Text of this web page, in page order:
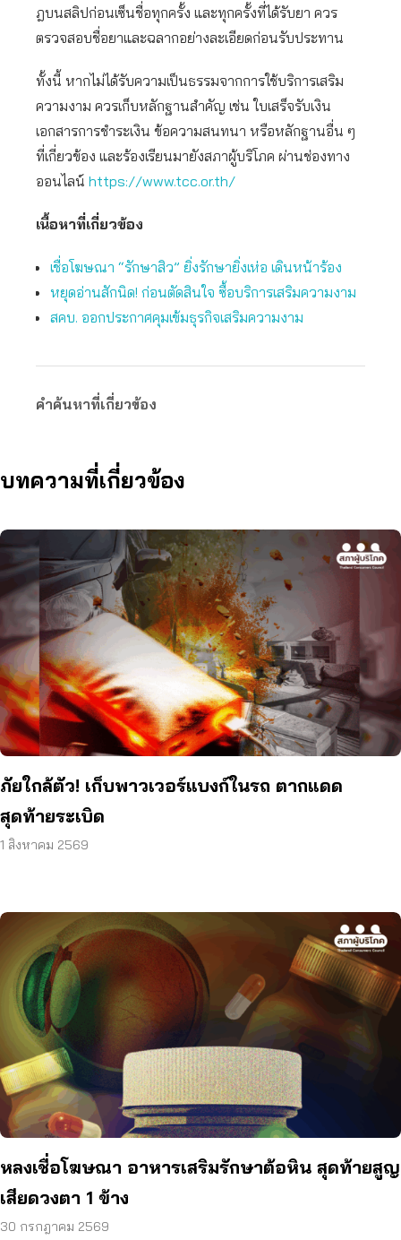
ฎบนสลิปก่อนเซ็นชื่อทุกครั้ง และทุกครั้งที่ได้รับยา ควร
ตรวจสอบชื่อยาและฉลากอย่างละเอียดก่อนรับประทาน
ทั้งนี้ หากไม่ได้รับความเป็นธรรมจากการใช้บริการเสริม
ความงาม ควรเก็บหลักฐานสำคัญ เช่น ใบเสร็จรับเงิน
เอกสารการชำระเงิน ข้อความสนทนา หรือหลักฐานอื่น ๆ
ที่เกี่ยวข้อง และร้องเรียนมายังสภาผู้บริโภค ผ่านช่องทาง
ออนไลน์ https://www.tcc.or.th/
เนื้อหาที่เกี่ยวข้อง
เชื่อโฆษณา “รักษาสิว” ยิ่งรักษายิ่งเห่อ เดินหน้าร้อง
หยุดอ่านสักนิด! ก่อนตัดสินใจ ซื้อบริการเสริมความงาม
สคบ. ออกประกาศคุมเข้มธุรกิจเสริมความงาม
คำค้นหาที่เกี่ยวข้อง
บทความที่เกี่ยวข้อง
ภัยใกล้ตัว! เก็บพาวเวอร์แบงก์ในรถ ตากแดด
สุดท้ายระเบิด
1 สิงหาคม 2569
หลงเชื่อโฆษณา อาหารเสริมรักษาต้อหิน สุดท้ายสูญ
เสียดวงตา 1 ข้าง
30 กรกฎาคม 2569